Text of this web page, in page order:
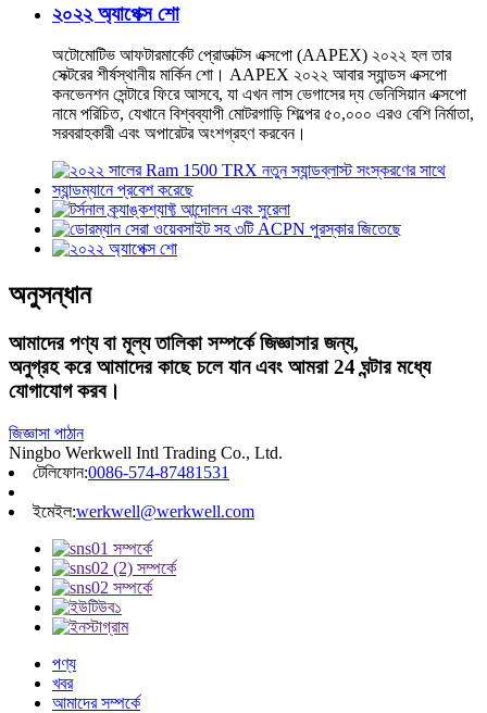
২০২২ অ্যাপেক্স শো
অটোমোটিভ আফটারমার্কেট প্রোডাক্টস এক্সপো (AAPEX) ২০২২ হল তার
সেক্টরের শীর্ষস্থানীয় মার্কিন শো। AAPEX ২০২২ আবার স্যান্ডস এক্সপো
কনভেনশন সেন্টারে ফিরে আসবে, যা এখন লাস ভেগাসের দ্য ভেনিসিয়ান এক্সপো
নামে পরিচিত, যেখানে বিশ্বব্যাপী মোটরগাড়ি শিল্পের ৫০,০০০ এরও বেশি নির্মাতা,
সরবরাহকারী এবং অপারেটর অংশগ্রহণ করবেন।
অনুসন্ধান
আমাদের পণ্য বা মূল্য তালিকা সম্পর্কে জিজ্ঞাসার জন্য,
অনুগ্রহ করে আমাদের কাছে চলে যান এবং আমরা 24 ঘন্টার মধ্যে
যোগাযোগ করব।
জিজ্ঞাসা পাঠান
Ningbo Werkwell Intl Trading Co., Ltd.
টেলিফোন:0086-574-87481531
ইমেইল:werkwell@werkwell.com
পণ্য
খবর
আমাদের সম্পর্কে